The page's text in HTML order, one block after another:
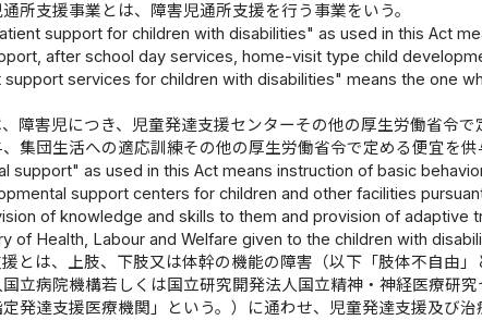
所支援事業とは、障害児通所支援を行う事業をいう。
support for children with disabilities" as used in this Act
after school day services, home-visit type child
services for children with disabilities" means the one
障害児につき、児童発達支援センターその他の厚生労働省令
集団生活への適応訓練その他の厚生労働省令で定める便宜を供
support" as used in this Act means instruction of basic
support centers for children and other facilities
of knowledge and skills to them and provision of adaptive
of Health, Labour and Welfare given to the children with
とは、上肢、下肢又は体幹の機能の障害（以下「肢体不自由
立病院機構若しくは国立研究開発法人国立精神・神経医療研
発達支援医療機関」という。）に通わせ、児童発達支援及び治